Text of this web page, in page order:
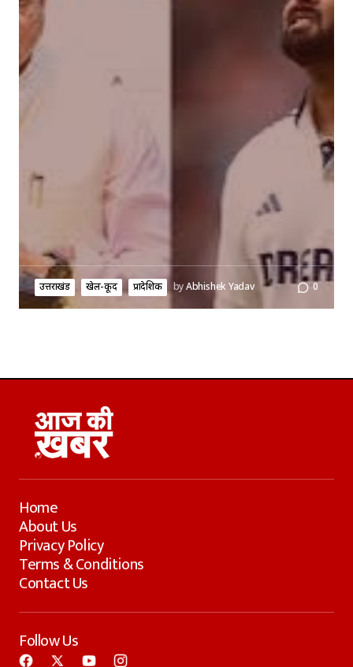
उत्तराखंड खेल-कूद प्रादेशिक byAbhishek Yadav 0
Home
About Us
Privacy Policy
Terms & Conditions
Contact Us
Follow Us